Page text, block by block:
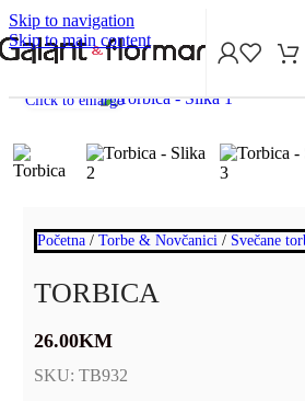
Skip to navigation
Skip to main content
Click to enlarge
Početna / Torbe & Novčanici / Svečane
TORBICA
26.00KM
SKU: TB932